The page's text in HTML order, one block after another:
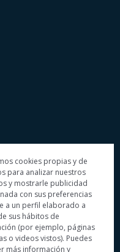
cookies propias y de
para analizar nuestros
y mostrarle publicidad
con sus preferencias
a un perfil elaborado a
sus hábitos de
(por ejemplo, páginas
o videos vistos). Puedes
más información y